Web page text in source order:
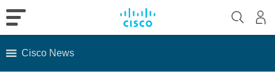
Cisco News